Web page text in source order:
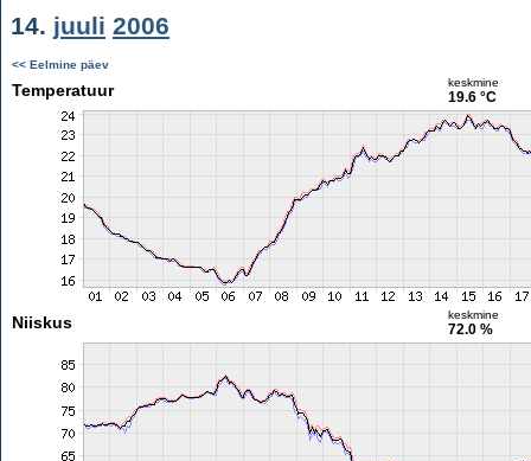
14. juuli 2006
<< Eelmine päev
Temperatuur keskmine
19.6 °C
Niiskus keskmine
72.0 %